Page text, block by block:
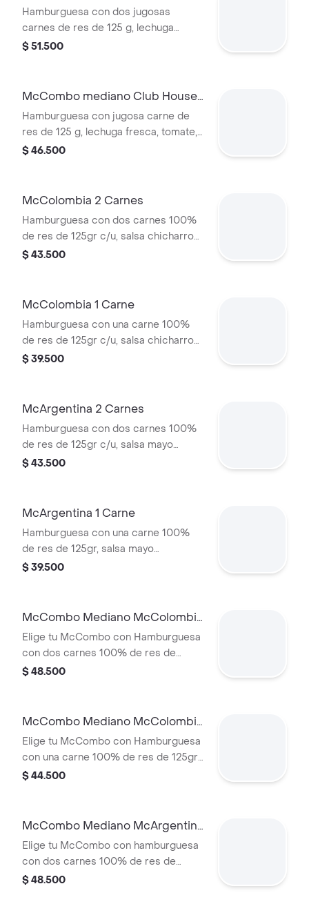
2 Carnes
Hamburguesa con dos jugosas
carnes de res de 125 g, lechuga
fresca, tomate, cebolla grillada,
suave tipo Brioche. Acompañada de
mediana a elección.
$ 51.500
McCombo mediano Club House 1
Carne
Hamburguesa con jugosa carne de
res de 125 g, lechuga fresca, tomate,
cebolla grillada, tocineta ahumada,
Acompañada de papas fritas
elección.
$ 46.500
McColombia 2 Carnes
Hamburguesa con dos carnes 100%
de res de 125gr c/u, salsa chicharron,
cebolla crispy, tajada de platano,
$ 43.500
McColombia 1 Carne
Hamburguesa con una carne 100%
de res de 125gr c/u, salsa chicharron,
cebolla crispy, tajada de platano,
$ 39.500
McArgentina 2 Carnes
Hamburguesa con dos carnes 100%
de res de 125gr c/u, salsa mayo
chimichurri, cebolla fresca, lechuga,
$ 43.500
McArgentina 1 Carne
Hamburguesa con una carne 100%
de res de 125gr, salsa mayo
chimichurri, cebolla fresca, lechuga,
$ 39.500
McCombo Mediano McColombia
2 Carnes
Elige tu McCombo con Hamburguesa
con dos carnes 100% de res de
125gr c/u, salsa chicharron, cebolla
con papas medianas y gaseosa
$ 48.500
McCombo Mediano McColombia
1 Carne
Elige tu McCombo con Hamburguesa
con una carne 100% de res de 125gr
c/u, salsa chicharron, cebolla crispy,
papas medianas y gaseosa mediana a
$ 44.500
McCombo Mediano McArgentina
2 Carnes
Elige tu McCombo con hamburguesa
con dos carnes 100% de res de
125gr c/u, salsa mayo chimichurri,
$ 48.500